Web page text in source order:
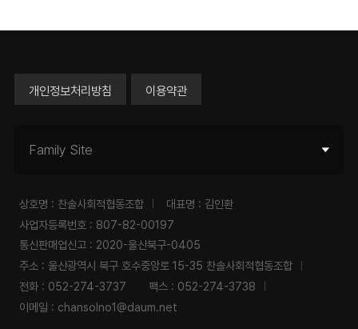
개인정보처리방침 이용약관
Family Site
상호명 : 찬솔사회적협동조합
대표명 : 김인환
사업자등록번호 : 807-82-00197
통신판매업신고 : 2020-울산북구-0405
주소 : 울산광역시 북구 호수중앙로 15-35 찬솔사회적협동조합
전화 : 052-274-3737
팩스 : 052-274-3738
이메일 : chansolno1@daum.net